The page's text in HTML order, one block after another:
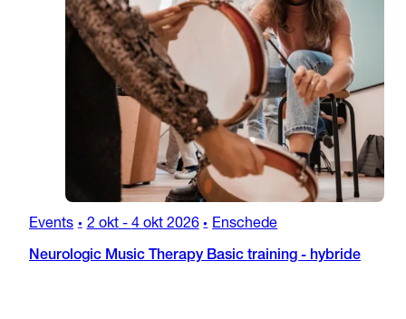
Events • 2 okt- 4 okt 2026 • Enschede
Neurologic Music Therapy Basic training - hybride